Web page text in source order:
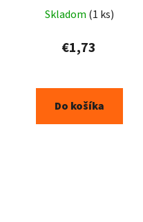
Skladom (1 ks)
€1,73
Do košíka